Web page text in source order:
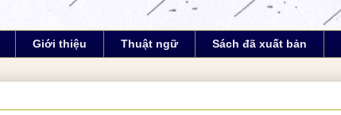
Giới thiệu Thuật ngữ Sách đã xuất bản